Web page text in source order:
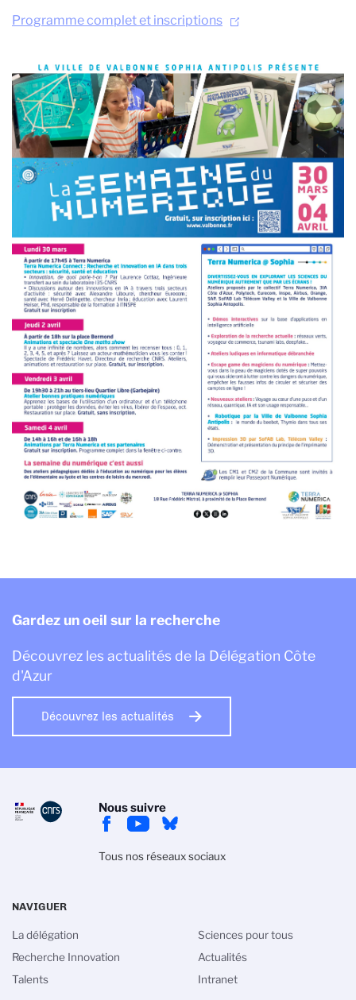
Programme complet et inscriptions
Gardez un oeil sur la recherche
Découvrez les actualités de la Délégation Côte
d'Azur
Découvrez les actualités
Nous suivre
Tous nos réseaux sociaux
NAVIGUER
La délégation
Recherche Innovation
Talents
Sciences pour tous
Actualités
Intranet